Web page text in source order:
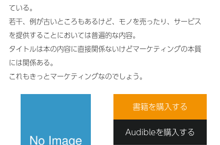
ている。
若干、例が古いところもあるけど、モノを売ったり、サービス
を提供することにおいては普遍的な内容。
タイトルは本の内容に直接関係ないけどマーケティングの本質
には関係ある。
これもきっとマーケティングなのでしょう。
書籍を購入する
Audibleを購入する